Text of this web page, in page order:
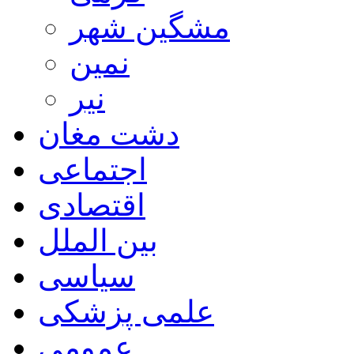
مشگین شهر
نمین
نیر
دشت مغان
اجتماعی
اقتصادی
بین الملل
سیاسی
علمی پزشکی
عمومی